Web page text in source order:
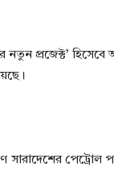
প্রজেক্ট’
সারাদেশের